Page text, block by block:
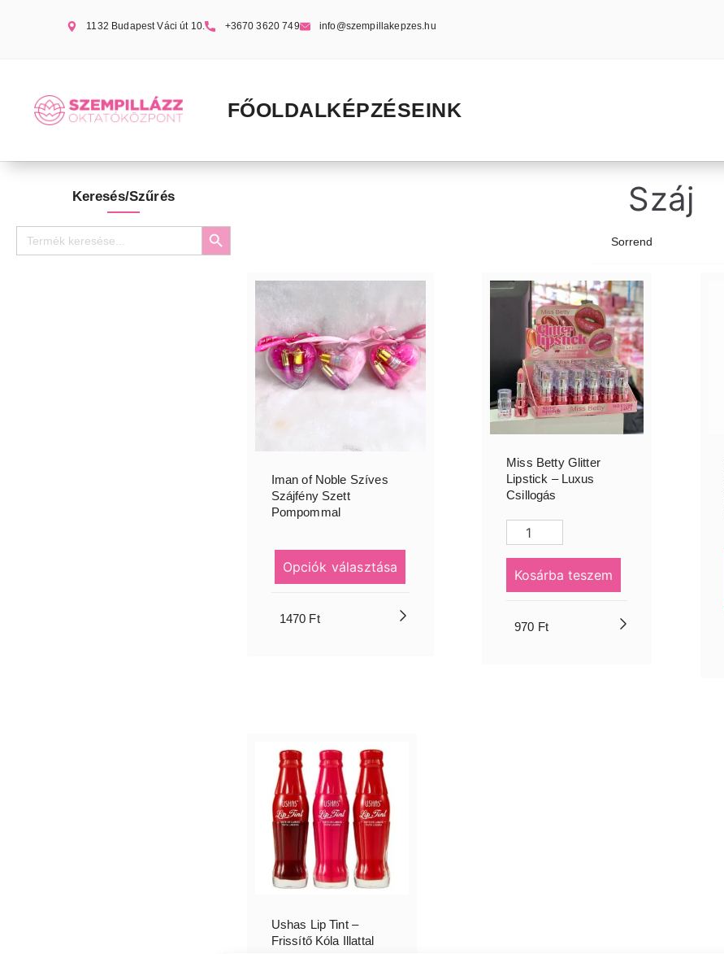
1132 Budapest Váci út 10. +3670 3620 749 info@szempillakepzes.hu
FŐOLDALKÉPZÉSEINK
Keresés/Szűrés
Search
for:
Search Button
Száj
Iman of Noble Szíves
Szájfény Szett
Pompommal
Opciók választása
1470 Ft
Miss Betty Glitter
Lipstick – Luxus
Csillogás
Kosárba teszem
970 Ft
Ushas Lip Tint –
Frissítő Kóla Illattal